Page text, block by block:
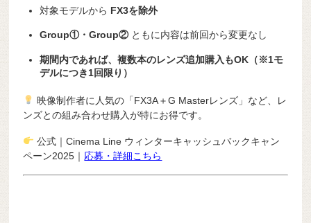
対象モデルから FX3を除外
Group①・Group②ともに内容は前回から変更なし
期間内であれば、複数本のレンズ追加購入もOK（※1モ
デルにつき1回限り）
映像制作者に人気の「FX3A＋G Masterレンズ」など、レ
ンズとの組み合わせ購入が特にお得です。
公式｜Cinema Line ウィンターキャッシュバックキャン
ペーン2025｜ 応募・詳細こちら